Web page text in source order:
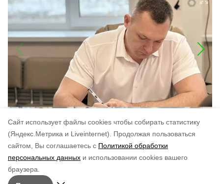
Cайт использует файлы cookies чтобы собирать статистику
(Яндекс.Метрика и Liveinternet).
Продолжая пользоваться
сайтом, Вы соглашаетесь с Политикой обработки
персональных данных и использовании cookies вашего
браузера.
по оценке
5